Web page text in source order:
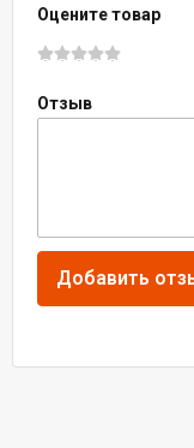
Оцените товар
Отзыв